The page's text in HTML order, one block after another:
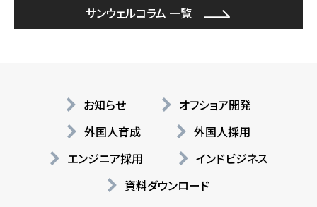
サンウェルコラム 一覧
お知らせ
オフショア開発
外国人育成
外国人採用
エンジニア採用
インドビジネス
資料ダウンロード